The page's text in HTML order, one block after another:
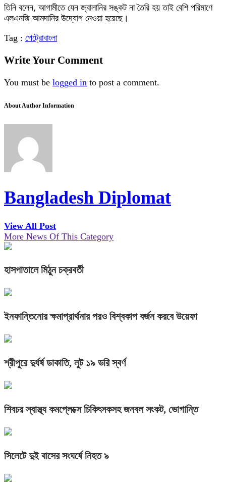
তিনি বলেন, আগামীতে যেন জ্বালানির সঙ্কট না তৈরি হয় তাই বেশি পরিমাণে
এলএনজি আমদানির উদ্যোগ নেওয়া হয়েছে।
Tag : পেট্রোবাংলা
Write Your Comment
You must be logged in to post a comment.
About Author Information
Bangladesh Diplomat
View All Post
More News Of This Category
হাসপাতালে মিঠুন চক্রবর্তী
ইনফান্তিনোর ক্ষমাপ্রার্থনার পরও বিশ্বকাপ বর্জন করবে উয়েফা
শ্রীপুরে দুর্ধর্ষ ডাকাতি, লুট ১৯ ভরি স্বর্ণ
শিবচর স্বাস্থ্য কমপ্লেক্সে চিকিৎসকসহ জনবল সংকট, ভোগান্তি
সিলেটে দুই বাসের সংঘর্ষে নিহত ৯